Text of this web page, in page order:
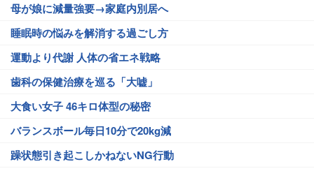
母が娘に減量強要→家庭内別居へ
睡眠時の悩みを解消する過ごし方
運動より代謝 人体の省エネ戦略
歯科の保健治療を巡る「大嘘」
大食い女子 46キロ体型の秘密
バランスボール毎日10分で20kg減
躁状態引き起こしかねないNG行動